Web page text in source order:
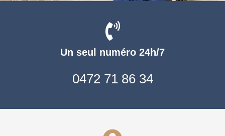
Un seul numéro 24h/7
0472 71 86 34